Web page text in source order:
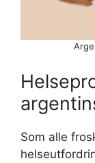
Som alle